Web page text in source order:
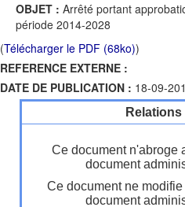
OBJET : Arrêté portant
période 2014-2028
(Télécharger le PDF (68ko))
REFERENCE EXTERNE :
DATE DE PUBLICATION : 18-09-
Ce document n'abroge
document
Ce document ne
document